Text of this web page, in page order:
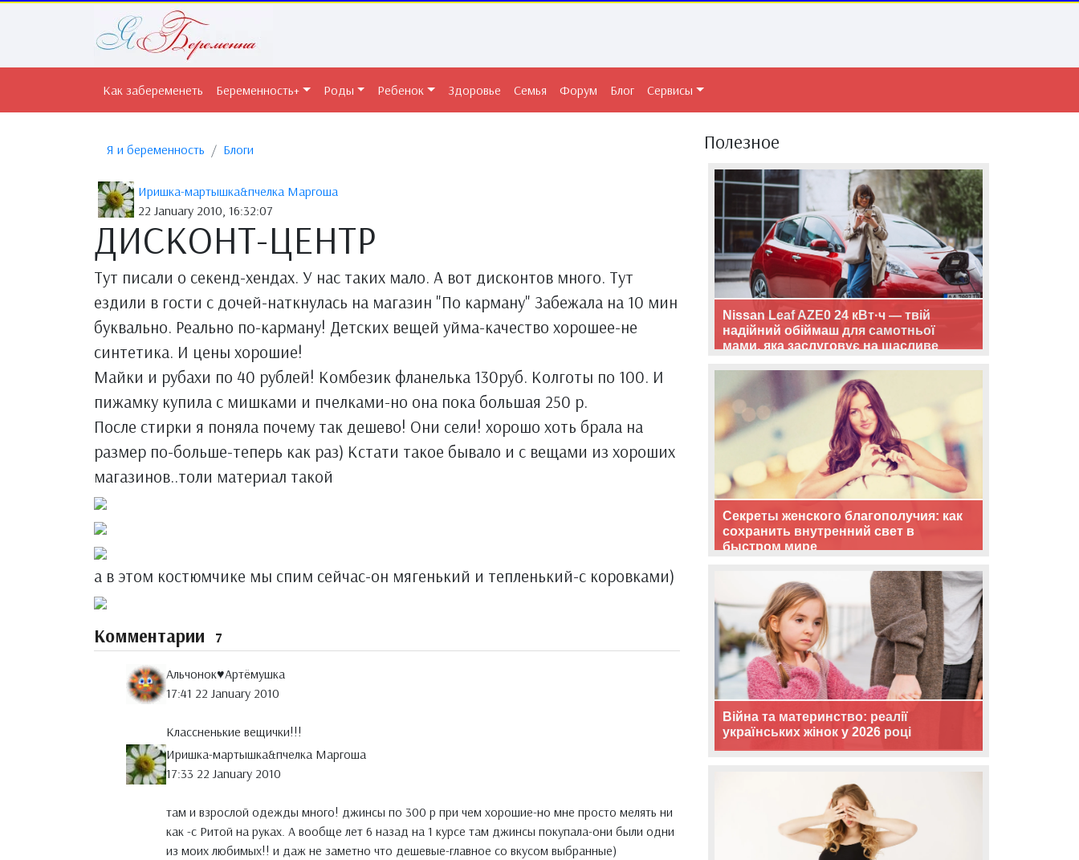
Как забеременеть Беременность+ Роды Ребенок Здоровье Семья Форум Блог Сервисы
Я и беременность Блоги
Иришка-мартышка&пчелка Маргоша
22 January 2010, 16:32:07
ДИСКОНТ-ЦЕНТР
Тут писали о секенд-хендах. У нас таких мало. А вот дисконтов много. Тут
ездили в гости с дочей-наткнулась на магазин "По карману" Забежала на 10 мин
буквально. Реально по-карману! Детских вещей уйма-качество хорошее-не
синтетика. И цены хорошие!
Майки и рубахи по 40 рублей! Комбезик фланелька 130руб. Колготы по 100. И
пижамку купила с мишками и пчелками-но она пока большая 250 р.
После стирки я поняла почему так дешево! Они сели! хорошо хоть брала на
размер по-больше-теперь как раз) Кстати такое бывало и с вещами из хороших
магазинов..толи материал такой
а в этом костюмчике мы спим сейчас-он мягенький и тепленький-с коровками)
Комментарии 7
Альчонок♥Артёмушка
17:41 22 January 2010
Классненькие вещички!!!
Иришка-мартышка&пчелка Маргоша
17:33 22 January 2010
там и взрослой одежды много! джинсы по 300 р при чем хорошие-но мне просто мелять ни
как -с Ритой на руках. А вообще лет 6 назад на 1 курсе там джинсы покупала-они были одни
из моих любимых!! и даж не заметно что дешевые-главное со вкусом выбранные)
Полезное
Nissan Leaf AZE0 24 кВт·ч — твій
надійний обіймаш для самотньої
мами, яка заслуговує на щасливе
Секреты женского благополучия: как
сохранить внутренний свет в
быстром мире
Війна та материнство: реалії
українських жінок у 2026 році